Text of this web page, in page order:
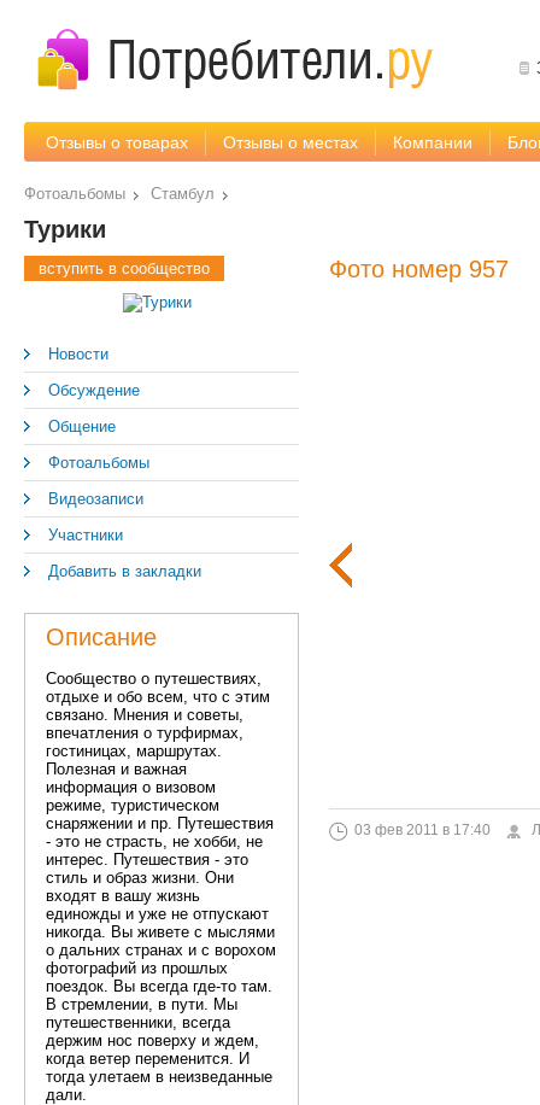
Отзывы о товарах Отзывы о местах Компании
Фотоальбомы Стамбул
Турики
вступить в сообщество
Новости
Обсуждение
Общение
Фотоальбомы
Видеозаписи
Участники
Добавить в закладки
Описание
Сообщество о путешествиях,
отдыхе и обо всем, что с этим
связано. Мнения и советы,
впечатления о турфирмах,
гостиницах, маршрутах.
Полезная и важная
информация о визовом
режиме, туристическом
снаряжении и пр. Путешествия
- это не страсть, не хобби, не
интерес. Путешествия - это
стиль и образ жизни. Они
входят в вашу жизнь
единожды и уже не отпускают
никогда. Вы живете с мыслями
о дальних странах и с ворохом
фотографий из прошлых
поездок. Вы всегда где-то там.
В стремлении, в пути. Мы
путешественники, всегда
держим нос поверху и ждем,
когда ветер переменится. И
тогда улетаем в неизведанные
дали.
Фото номер 957
03 фев 2011 в 17:40